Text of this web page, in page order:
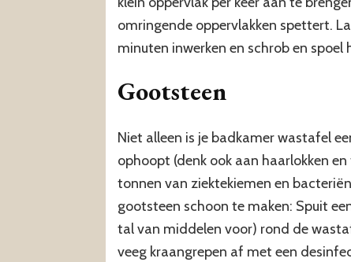
omringende oppervlakken spettert.
minuten inwerken en schrob en spoel
Gootsteen
Niet alleen is je badkamer wastafel
ophoopt (denk ook aan haarlokken
tonnen van ziektekiemen en
gootsteen schoon te maken: Spuit
tal van middelen voor) rond de
veeg kraangrepen af met een